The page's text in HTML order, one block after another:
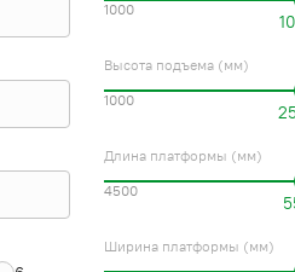
1000
Высота подъема (мм)
1000
Длина платформы (мм)
4500
Ширина платформы (мм)